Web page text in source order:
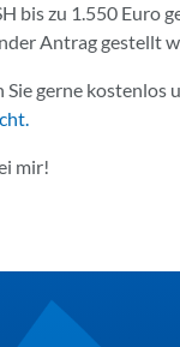
bis zu 1.550 Euro
Antrag gestellt
gerne kostenlos
mir!